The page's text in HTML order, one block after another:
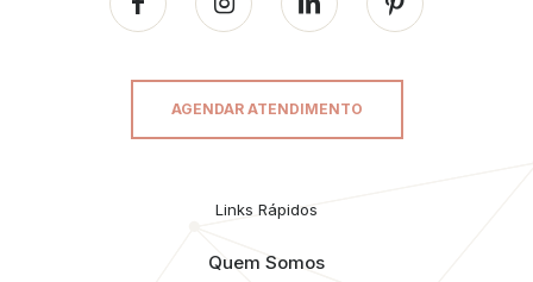
AGENDAR ATENDIMENTO
Links Rápidos
Quem Somos